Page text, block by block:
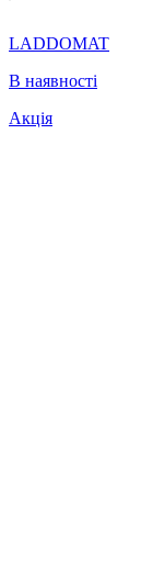
LADDOMAT
В наявності
Акція